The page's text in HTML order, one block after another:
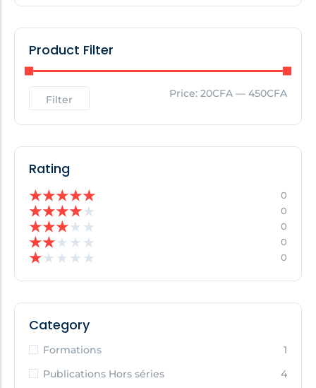
Product Filter
Filter Price: 20CFA — 450CFA
Rating
★★★★★ 0
★★★★★ 0
★★★★ ★ 0
★★★ ★ ★ 0
★★ ★ ★ ★ 0
Category
Formations
1
Publications Hors séries
4